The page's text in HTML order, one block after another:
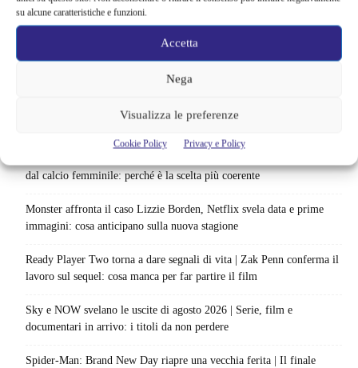
su alcune caratteristiche e funzioni.
Accetta
Nega
Visualizza le preferenze
Cookie Policy Privacy e Policy
dal calcio femminile: perché è la scelta più coerente
Monster affronta il caso Lizzie Borden, Netflix svela data e prime
immagini: cosa anticipano sulla nuova stagione
Ready Player Two torna a dare segnali di vita | Zak Penn conferma il
lavoro sul sequel: cosa manca per far partire il film
Sky e NOW svelano le uscite di agosto 2026 | Serie, film e
documentari in arrivo: i titoli da non perdere
Spider-Man: Brand New Day riapre una vecchia ferita | Il finale